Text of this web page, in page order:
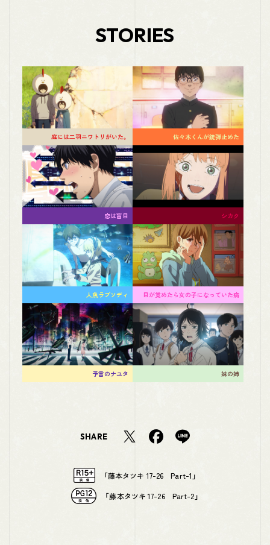
STORIES
庭には二羽ニワトリがいた。 佐々木くんが銃弾止めた
恋は盲目 シカク
人魚ラプソディ 目が覚めたら女の子になっていた病
予言のナユタ 妹の姉
SHARE
「藤本タツキ 17-26 Part-1」
「藤本タツキ 17-26 Part-2」